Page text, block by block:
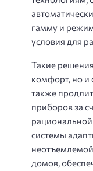
гамму и
условия для
Такие
комфорт, но и
также
приборов за
рациональной
системы
домов,